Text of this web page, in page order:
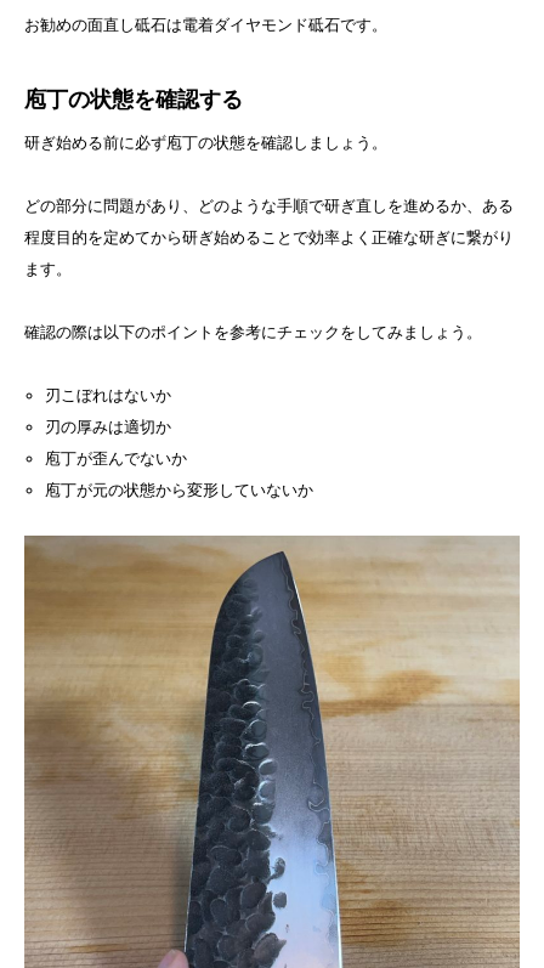
お勧めの面直し砥石は電着ダイヤモンド砥石です。
庖丁の状態を確認する
研ぎ始める前に必ず庖丁の状態を確認しましょう。
どの部分に問題があり、どのような手順で研ぎ直しを進めるか、ある
程度目的を定めてから研ぎ始めることで効率よく正確な研ぎに繋がり
ます。
確認の際は以下のポイントを参考にチェックをしてみましょう。
刃こぼれはないか
刃の厚みは適切か
庖丁が歪んでないか
庖丁が元の状態から変形していないか